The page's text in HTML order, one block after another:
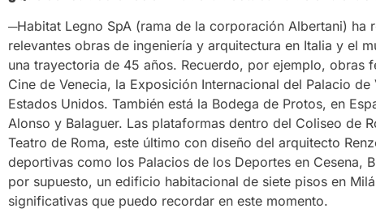
─Habitat Legno SpA (rama de la corporación Albertani) ha
relevantes obras de ingeniería y arquitectura en Italia y el
una trayectoria de 45 años. Recuerdo, por ejemplo, obras
Cine de Venecia, la Exposición Internacional del Palacio
Estados Unidos. También está la Bodega de Protos, en
Alonso y Balaguer. Las plataformas dentro del Coliseo de
Teatro de Roma, este último con diseño del arquitecto
deportivas como los Palacios de los Deportes en Cesena,
por supuesto, un edificio habitacional de siete pisos en
significativas que puedo recordar en este momento.